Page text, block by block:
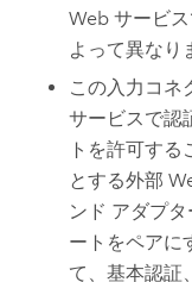
Web サービ
よって異なり
この入力コネ
サービスで認
トを許可す
とする外部
ンド アダプ
ートをペアに
て、基本認証